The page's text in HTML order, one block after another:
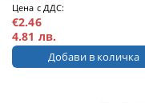
Цена с ДДС:
€2.46
4.81 лв.